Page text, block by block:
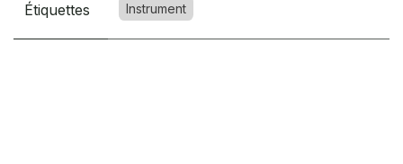
Étiquettes Instrument